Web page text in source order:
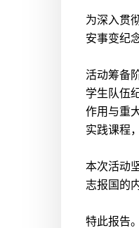
为深入贯
安事变纪
活动筹备
学生队伍
作用与重
实践课程
本次活动
志报国的
特此报告。